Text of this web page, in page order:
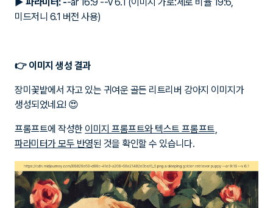
미드저니 6.1 버전 사용)
👉 이미지 생성 결과
장미꽃밭에서 자고 있는 귀여운 골든 리트리버 강아지 이미지가
생성되었네요! 😍
프롬프트에 작성한 이미지 프롬프트와 텍스트 프롬프트,
파라미터가 모두 반영된 것을 확인할 수 있습니다.